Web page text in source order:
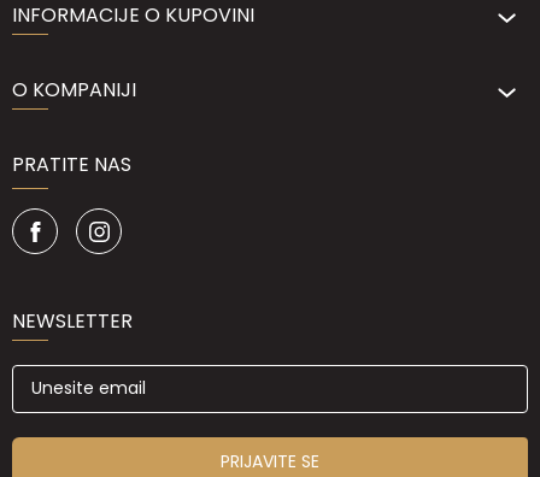
INFORMACIJE O KUPOVINI
O KOMPANIJI
PRATITE NAS
NEWSLETTER
PRIJAVITE SE